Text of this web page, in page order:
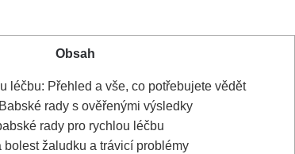
Obsah
léčbu: Přehled a​ vše, co potřebujete vědět
rady s ověřenými‌ výsledky
rady pro rychlou léčbu
bolest žaludku a trávicí problémy